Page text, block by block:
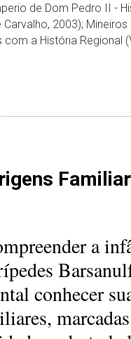
de Dom Pedro II -
2003); Mineiros
com a História Regional
a
conhecer